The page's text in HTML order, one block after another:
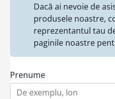
Dacă ai nevoie de
produsele noastre,
reprezentantul tau
paginile noastre
Prenume